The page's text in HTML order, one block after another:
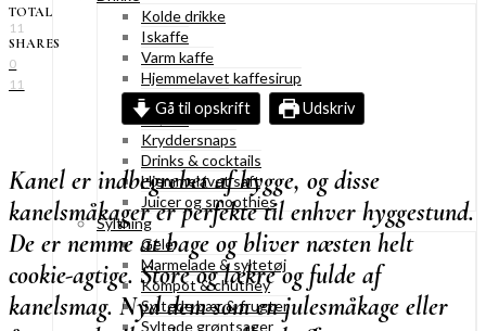
Kolde drikke
Iskaffe
Varm kaffe
Hjemmelavet kaffesirup
Varme drikke
Likører
Kryddersnaps
Drinks & cocktails
Hjemmelavet saft
Juicer og smoothies
Syltning
Gelé
Marmelade & syltetøj
Kompot & chutney
Syltede bær & frugter
Syltede grøntsager
TOTAL
11
SHARES
0
11
Gå til opskrift Udskriv
Kanel er indbegrebet af hygge, og disse
kanelsmåkager er perfekte til enhver hyggestund.
De er nemme at bage og bliver næsten helt
cookie-agtige. Store og lækre og fulde af
kanelsmag. Nyd dem som en julesmåkage eller